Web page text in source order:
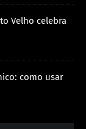
Velho celebra
como usar